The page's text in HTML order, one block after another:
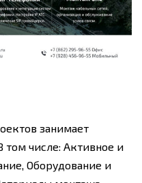
занимает
том числе: Активное и
Оборудование и